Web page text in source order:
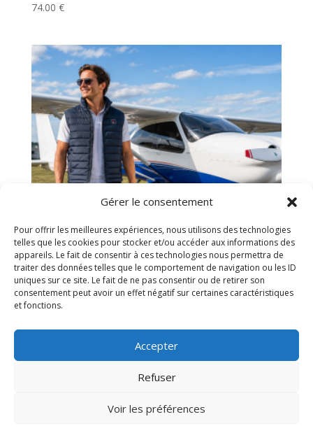
Gérer le consentement
Pour offrir les meilleures expériences, nous utilisons des technologies
telles que les cookies pour stocker et/ou accéder aux informations des
appareils. Le fait de consentir à ces technologies nous permettra de
traiter des données telles que le comportement de navigation ou les ID
uniques sur ce site. Le fait de ne pas consentir ou de retirer son
consentement peut avoir un effet négatif sur certaines caractéristiques
et fonctions.
Accepter
Refuser
Voir les préférences
74.00 €
« Runway »
99.00€